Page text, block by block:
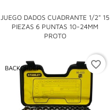
JUEGO DADOS CUADRANTE 1/2" 15
PIEZAS 6 PUNTAS 10-24MM
PROTO

BACKORDER favorite_border